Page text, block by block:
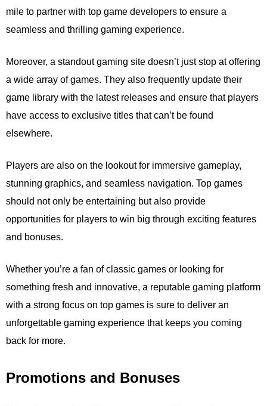
mile to partner with top game developers to ensure a
seamless and thrilling gaming experience.
Moreover, a standout gaming site doesn’t just stop at offering
a wide array of games. They also frequently update their
game library with the latest releases and ensure that players
have access to exclusive titles that can’t be found
elsewhere.
Players are also on the lookout for immersive gameplay,
stunning graphics, and seamless navigation. Top games
should not only be entertaining but also provide
opportunities for players to win big through exciting features
and bonuses.
Whether you’re a fan of classic games or looking for
something fresh and innovative, a reputable gaming platform
with a strong focus on top games is sure to deliver an
unforgettable gaming experience that keeps you coming
back for more.
Promotions and Bonuses